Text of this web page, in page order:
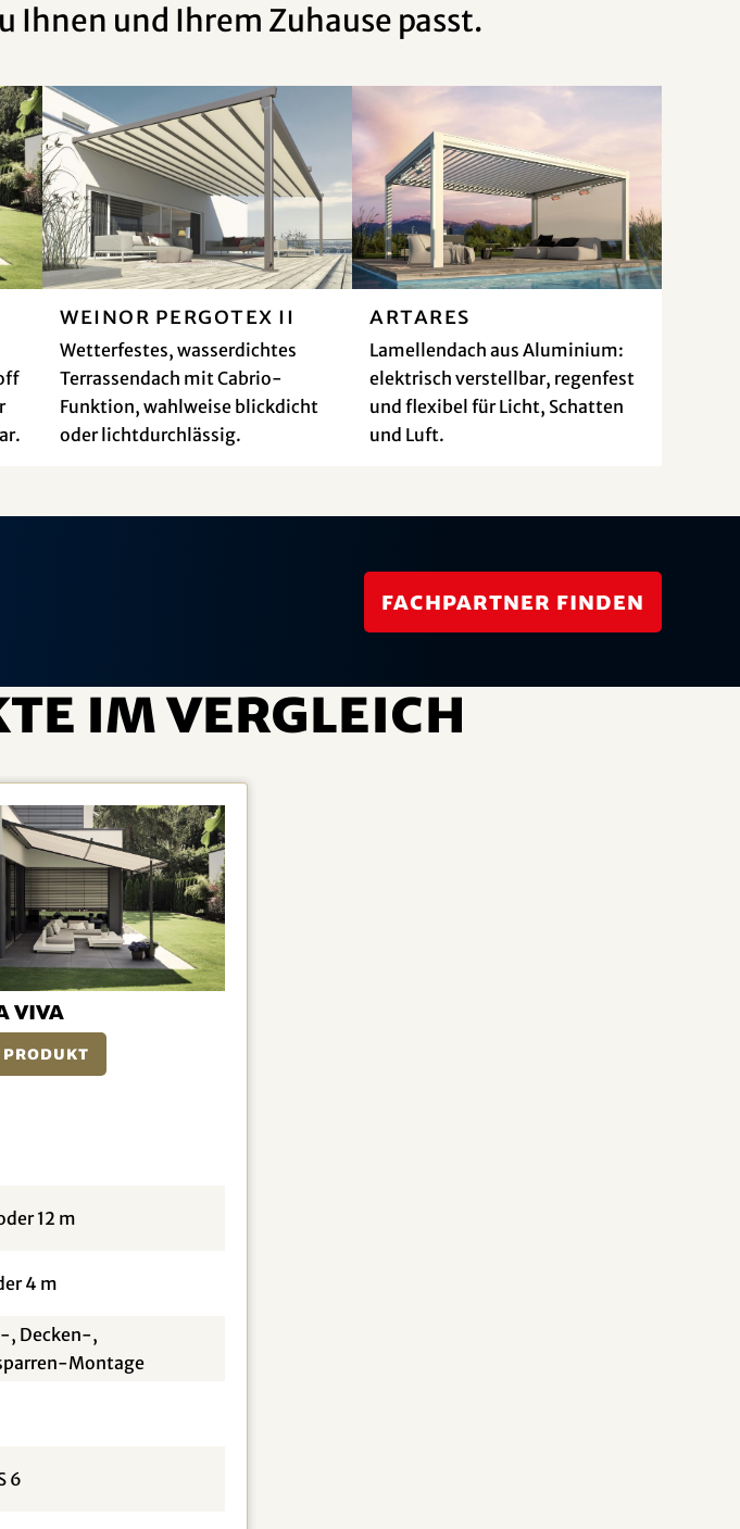
Ihnen und Ihrem Zuhause passt.
weinor PergoTex II
Wetterfestes, wasserdichtes
Terrassendach mit Cabrio-
Funktion, wahlweise blickdicht
oder lichtdurchlässig.
Artares
Lamellendach aus Aluminium:
elektrisch verstellbar, regenfest
und flexibel für Licht, Schatten
und Luft.
Fachpartner finden
im Vergleich
Viva
Produkt
12 m
4 m
, Decken-,
Montage
6